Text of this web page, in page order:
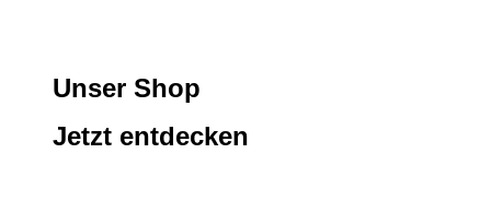
Unser Shop
Jetzt entdecken